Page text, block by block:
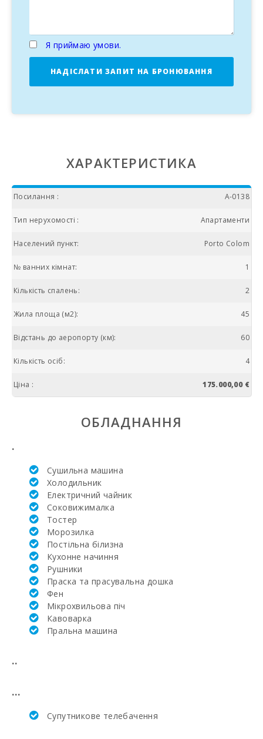
Я приймаю умови.
НАДІСЛАТИ ЗАПИТ НА БРОНЮВАННЯ
ХАРАКТЕРИСТИКА
Посилання : A-0138
Тип нерухомості : Апартаменти
Населений пункт: Porto Colom
№ ванних кімнат: 1
Кількість спалень: 2
Жила площа (м2): 45
Відстань до аеропорту (км): 60
Кількість осіб: 4
Ціна : 175.000,00 €
ОБЛАДНАННЯ
.
Сушильна машина
Холодильник
Електричний чайник
Соковижималка
Тостер
Mорозилка
Постільна білизна
Кухонне начиння
Рушники
Праска та прасувальна дошка
Фен
Мікрохвильова піч
Кавоварка
Пральна машина
..
...
Супутникове телебачення